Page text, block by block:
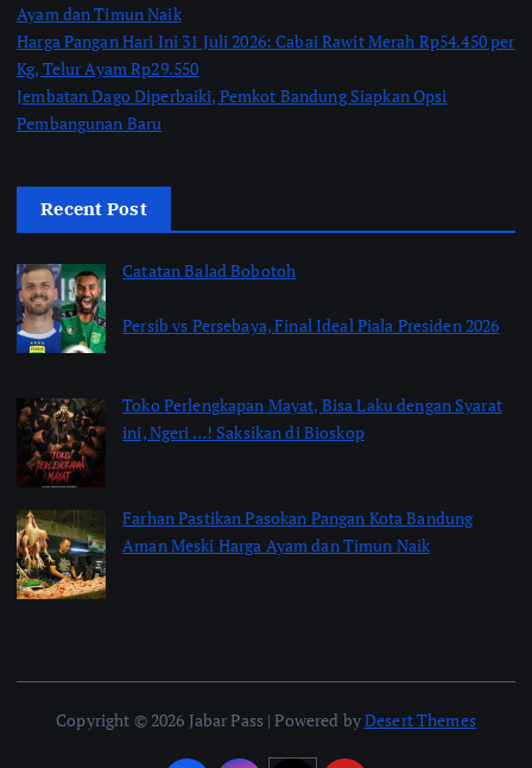
Ayam dan Timun Naik
Harga Pangan Hari Ini 31 Juli 2026: Cabai Rawit Merah Rp54.450 per
Kg, Telur Ayam Rp29.550
Jembatan Dago Diperbaiki, Pemkot Bandung Siapkan Opsi
Pembangunan Baru
Recent Post
Catatan Balad Bobotoh
Persib vs Persebaya, Final Ideal Piala Presiden 2026
Toko Perlengkapan Mayat, Bisa Laku dengan Syarat
ini, Ngeri …! Saksikan di Bioskop
Farhan Pastikan Pasokan Pangan Kota Bandung
Aman Meski Harga Ayam dan Timun Naik
Copyright © 2026 Jabar Pass | Powered byDesert Themes